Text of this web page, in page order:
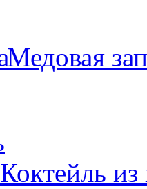
Медовая
Коктейль из